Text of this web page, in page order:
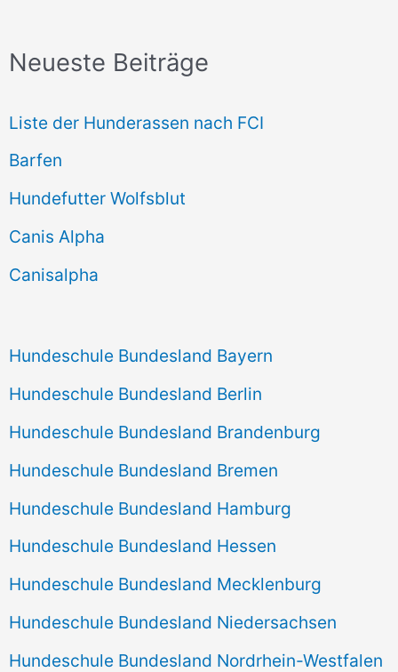
h
n
n
a
c
h
Neueste Beiträge
Liste der Hunderassen nach FCI
Barfen
Hundefutter Wolfsblut
Canis Alpha
Canisalpha
Hundeschule Bundesland Bayern
Hundeschule Bundesland Berlin
Hundeschule Bundesland Brandenburg
Hundeschule Bundesland Bremen
Hundeschule Bundesland Hamburg
Hundeschule Bundesland Hessen
Hundeschule Bundesland Mecklenburg
Hundeschule Bundesland Niedersachsen
Hundeschule Bundesland Nordrhein-Westfalen